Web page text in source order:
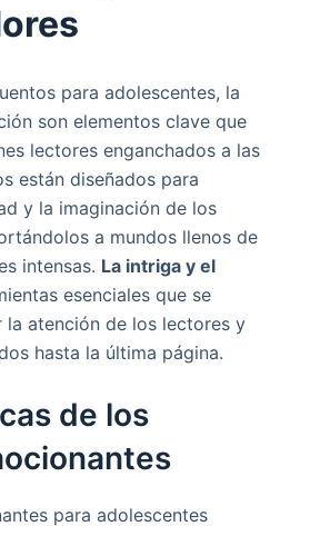
para adolescentes, la
son elementos clave que
lectores enganchados a las
están diseñados para
y la imaginación de los
a mundos llenos de
intensas. La intriga y el
esenciales que se
la atención de los lectores y
hasta la última página.
de los
para adolescentes